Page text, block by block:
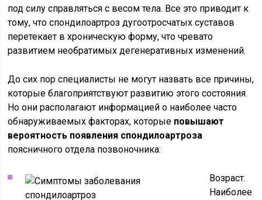
под силу справляться с весом тела. Все это приводит к
тому, что спондилоартроз дугоотросчатых суставов
перетекает в хроническую форму, что чревато
развитием необратимых дегенеративных изменений.
До сих пор специалисты не могут назвать все причины,
которые благоприятствуют развитию этого состояния.
Но они располагают информацией о наиболее часто
обнаруживаемых факторах, которые повышают
вероятность появления спондилоартроза
поясничного отдела позвоночника:
Возраст.
Наиболее